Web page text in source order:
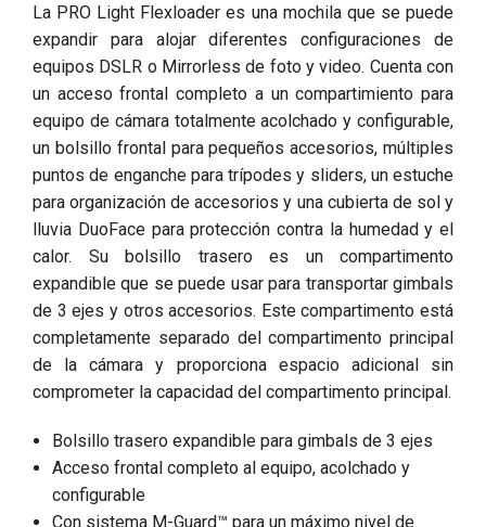
La PRO Light Flexloader es una mochila que se puede
expandir para alojar diferentes configuraciones de
equipos DSLR o Mirrorless de foto y video. Cuenta con
un acceso frontal completo a un compartimiento para
equipo de cámara totalmente acolchado y configurable,
un bolsillo frontal para pequeños accesorios, múltiples
puntos de enganche para trípodes y sliders, un estuche
para organización de accesorios y una cubierta de sol y
lluvia DuoFace para protección contra la humedad y el
calor. Su bolsillo trasero es un compartimento
expandible que se puede usar para transportar gimbals
de 3 ejes y otros accesorios. Este compartimento está
completamente separado del compartimento principal
de la cámara y proporciona espacio adicional sin
comprometer la capacidad del compartimento principal.
Bolsillo trasero expandible para gimbals de 3 ejes
Acceso frontal completo al equipo, acolchado y
configurable
Con sistema M-Guard™ para un máximo nivel de